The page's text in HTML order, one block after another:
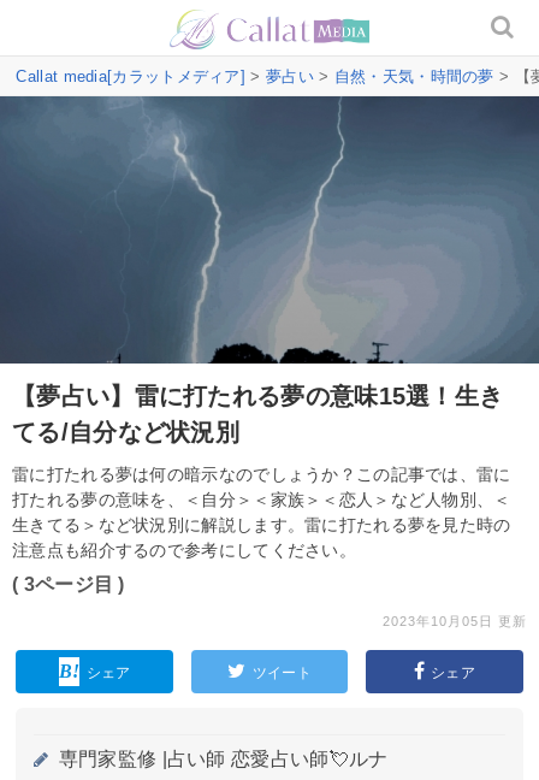
Callat media[カラットメディア] > 夢占い> 自然・天気・時間の夢 > 【
【夢占い】雷に打たれる夢の意味15選！生き
てる/自分など状況別
雷に打たれる夢は何の暗示なのでしょうか？この記事では、雷に
打たれる夢の意味を、＜自分＞＜家族＞＜恋人＞など人物別、＜
生きてる＞など状況別に解説します。雷に打たれる夢を見た時の
注意点も紹介するので参考にしてください。
( 3ページ目 )
2023年10月05日 更新
シェア ツイート シェア
専門家監修 | 占い師 恋愛占い師💘ルナ